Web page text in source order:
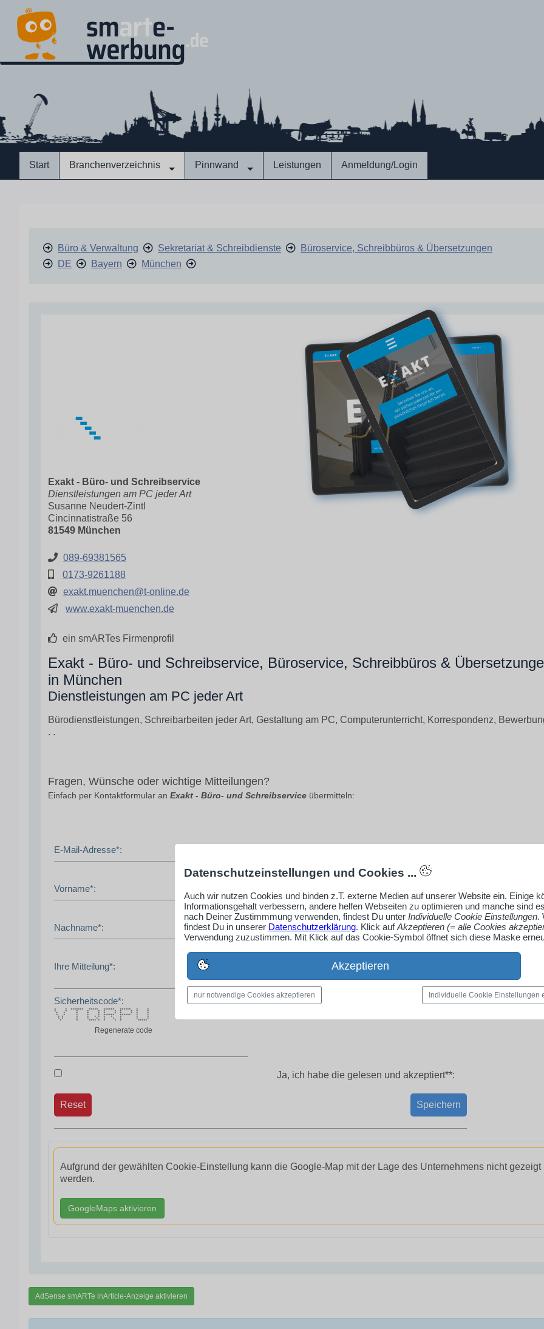
Start Branchenverzeichnis Pinnwand Leistungen Anmeldung/Login
Büro & Verwaltung Sekretariat & Schreibdienste
Büroservice, Schreibbüros & Übersetzungen
DE
Bayern München
Exakt - Büro- und Schreibservice
Dienstleistungen am PC jeder Art
Susanne Neudert-Zintl
Cincinnatistraße 56
81549 München
089-69381565
0173-9261188
exakt.muenchen@t-online.de
www.exakt-muenchen.de
ein smARTes Firmenprofil
Exakt - Büro- und Schreibservice, Büroservice, Schreibbüros &
in München
Dienstleistungen am PC jeder Art
Bürodienstleistungen, Schreibarbeiten jeder Art, Gestaltung am PC, Computerunterricht, Korrespondenz,
. .
Fragen, Wünsche oder wichtige Mitteilungen?
Einfach per Kontaktformular an Exakt - Büro- und Schreibservice übermitteln:
E-Mail-Adresse*:
Vorname*:
Nachname*:
Ihre Mitteilung*:
Sicherheitscode*:
* * ******* ***** ****** ****** * *
* * * * * * * * * * *
* * * * * * * * * * *
* * * * * ****** ****** * *
* * * * * * * * * * *
* * * * * * * * * *
* * **** * * * * *****
Regenerate code
Ja, ich habe die gelesen und akzeptiert**:
Speichern
Reset
Aufgrund der gewählten Cookie-Einstellung kann die Google-Map mit der Lage des Unternehmens nicht gezeigt
werden.
GoogleMaps aktivieren
AdSense smARTe inArticle-Anzeige aktivieren
Datenschutzeinstellungen und Cookies ...
Auch wir nutzen Cookies und binden z.T. externe Medien auf unserer Website ein. Einige
Informationsgehalt verbessern, andere helfen Webseiten zu optimieren und manche sind
nach Deiner Zustimmmung verwenden, findest Du unter Individuelle Cookie Einstellungen.
findest Du in unserer Datenschutzerklärung. Klick aufAkzeptieren (= alle Cookies
Verwendung zuzustimmen. Mit Klick auf das Cookie-Symbol öffnet sich diese Maske
Akzeptieren
nur notwendige Cookies akzeptieren Individuelle Cookie Einstellungen